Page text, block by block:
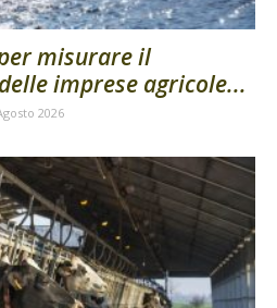
misurare il
imprese agricole...
2026